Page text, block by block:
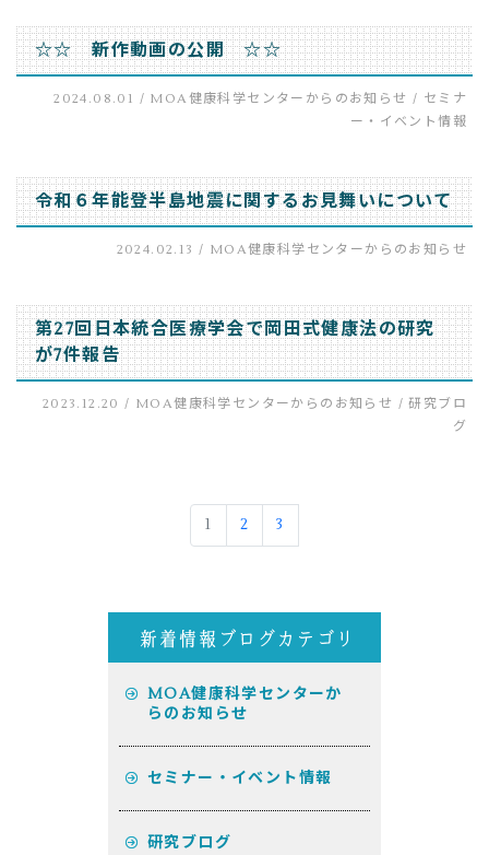
☆☆ 新作動画の公開 ☆☆
2024.08.01 / MOA健康科学センターからのお知らせ / セミナ
ー・イベント情報
令和６年能登半島地震に関するお見舞いについて
2024.02.13 / MOA健康科学センターからのお知らせ
第27回日本統合医療学会で岡田式健康法の研究
が7件報告
2023.12.20 / MOA健康科学センターからのお知らせ /研究ブロ
グ
1 2 3
MOA健康科学センターか
らのお知らせ
セミナー・イベント情報
研究ブログ